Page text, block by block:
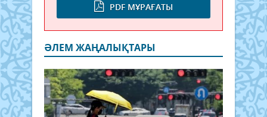
PDF МҰРАҒАТЫ
ӘЛЕМ ЖАҢАЛЫҚТАРЫ